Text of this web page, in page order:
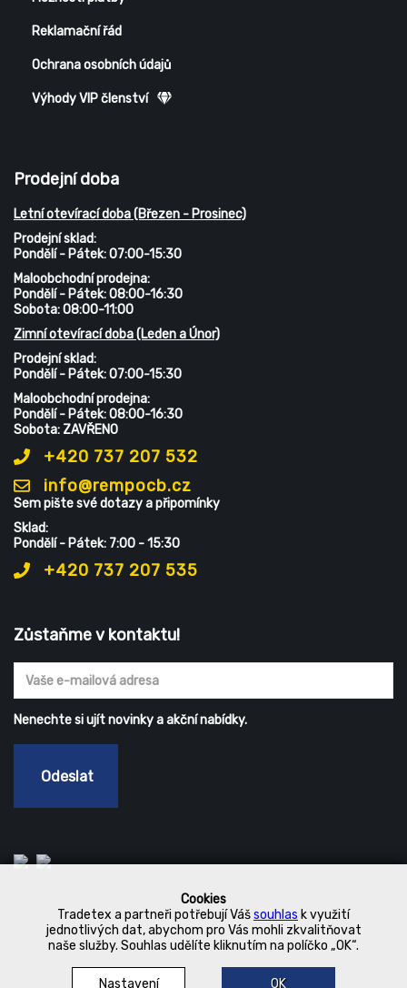
Cookies
Tradetex a partneři potřebují Vášsouhlas k využití
jednotlivých dat, abychom pro Vás mohli zkvalitňovat
naše služby. Souhlas udělíte kliknutím na políčko „OK“.
Nastavení OK
Reklamační řád
Ochrana osobních údajů
Výhody VIP členství
Prodejní doba
Letní otevírací doba (Březen - Prosinec)
Prodejní sklad:
Pondělí - Pátek: 07:00-15:30
Maloobchodní prodejna:
Pondělí - Pátek: 08:00-16:30
Sobota: 08:00-11:00
Zimní otevírací doba (Leden a Únor)
Prodejní sklad:
Pondělí - Pátek: 07:00-15:30
Maloobchodní prodejna:
Pondělí - Pátek: 08:00-16:30
Sobota: ZAVŘENO
+420 737 207 532
info@rempocb.cz
Sem pište své dotazy a připomínky
Sklad:
Pondělí - Pátek: 7:00 - 15:30
+420 737 207 535
Zůstaňme v kontaktu!
Nenechte si ujít novinky a akční nabídky.
Odeslat